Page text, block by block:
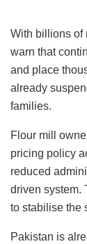
With billions of
warn that
and place
already
families.
Flour mill
pricing policy
reduced
driven system.
to stabilise the
Pakistan is